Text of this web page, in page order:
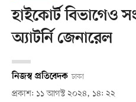
হাইকোর্ট বিভাগেও
অ্যাটর্নি জেনারেল
নিজস্ব প্রতিবেদক ঢাকা
প্রকাশ: ১১ আগস্ট ২০২৪, ১৪: ২২